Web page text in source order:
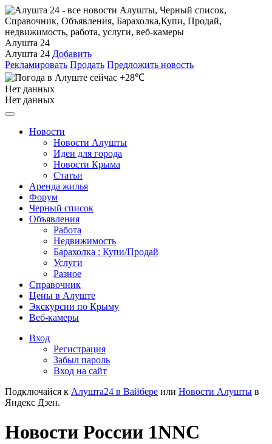
Алушта 24
Алушта 24 Добавить
Рекламировать Продать Предложить новость
+28℃
Нет данных
Нет данных
Новости
Новости Алушты
Идеи для города
Новости Крыма
Статьи
Аренда жилья
Форум
Черный список
Объявления
Работа
Недвижимость
Барахолка : Купи/Продай
Услуги
Разное
Справочник
Цены в Алуште
Экскурсии по Крыму
Веб-камеры
Вход
Регистрация
Забыл пароль
Вход на сайт
Подключайся к Алушта24 в Вайбере или Новости Алушты в
Яндекс Дзен.
Новости России 1NNC